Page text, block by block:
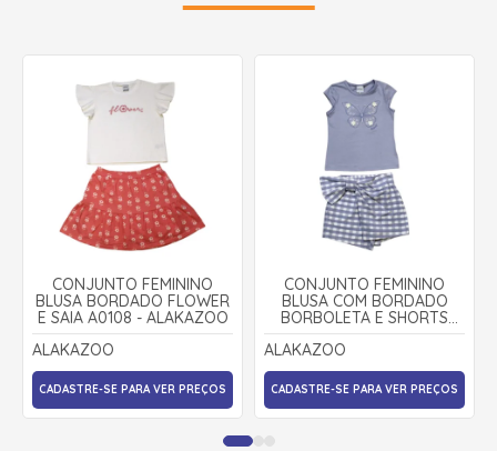
CONJUNTO FEMININO
BLUSA BORDADO FLOWER
E SAIA A0108 - ALAKAZOO
ALAKAZOO
CADASTRE-SE PARA VER PREÇOS
CONJUNTO FEMININO
BLUSA COM BORDADO
BORBOLETA E SHORTS
SAIA A0107 - ALAKAZOO
ALAKAZOO
CADASTRE-SE PARA VER PREÇOS